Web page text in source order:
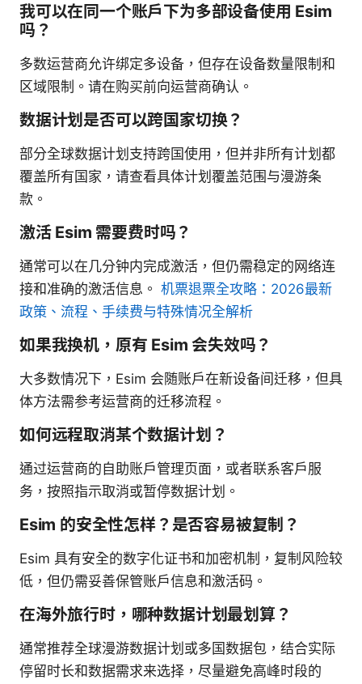
我可以在同一个账户下为多部设备使用 Esim
吗？
多数运营商允许绑定多设备，但存在设备数量限制和
区域限制。请在购买前向运营商确认。
数据计划是否可以跨国家切换？
部分全球数据计划支持跨国使用，但并非所有计划都
覆盖所有国家，请查看具体计划覆盖范围与漫游条
款。
激活 Esim 需要费时吗？
通常可以在几分钟内完成激活，但仍需稳定的网络连
接和准确的激活信息。 机票退票全攻略：2026最新
政策、流程、手续费与特殊情况全解析
如果我换机，原有 Esim 会失效吗？
大多数情况下，Esim 会随账户在新设备间迁移，但具
体方法需参考运营商的迁移流程。
如何远程取消某个数据计划？
通过运营商的自助账户管理页面，或者联系客户服
务，按照指示取消或暂停数据计划。
Esim 的安全性怎样？是否容易被复制？
Esim 具有安全的数字化证书和加密机制，复制风险较
低，但仍需妥善保管账户信息和激活码。
在海外旅行时，哪种数据计划最划算？
通常推荐全球漫游数据计划或多国数据包，结合实际
停留时长和数据需求来选择，尽量避免高峰时段的